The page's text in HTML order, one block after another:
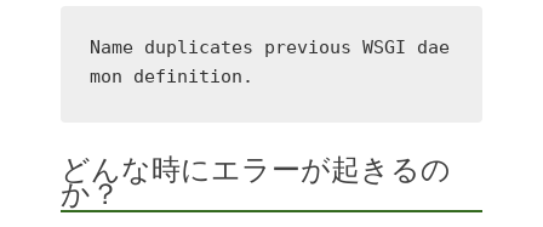
Name duplicates previous WSGI dae
mon definition.
どんな時にエラーが起きるの
か？